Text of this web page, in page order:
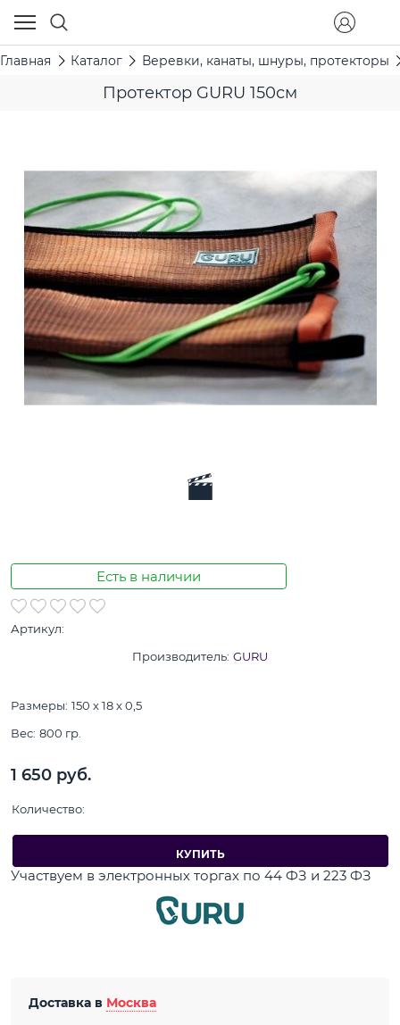
Главная Каталог Веревки, канаты, шнуры, протекторы
Протектор GURU 150см
Есть в наличии
Артикул:
Производитель: GURU
Размеры: 150 x 18 x 0,5
Вес: 800 гр.
1 650 руб.
Количество:
КУПИТЬ
Участвуем в электронных торгах по 44 ФЗ и 223 ФЗ
Доставка в Москва